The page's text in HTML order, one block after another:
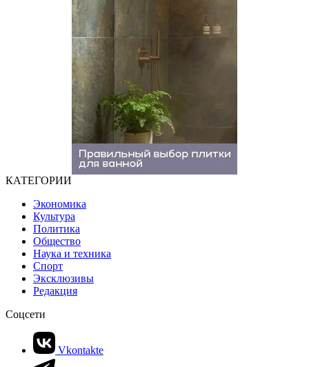
КАТЕГОРИИ
Экономика
Культура
Политика
Общество
Наука и техника
Спорт
Эксклюзивы
Редакция
Соцсети
Vkontakte